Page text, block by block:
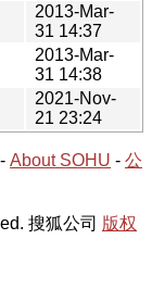
2013-Mar-
31 14:37
2013-Mar-
31 14:38
2021-Nov-
21 23:24
- About SOHU - 公
搜狐公司 版权